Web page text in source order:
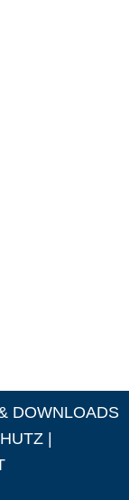
DOWNLOADS
|